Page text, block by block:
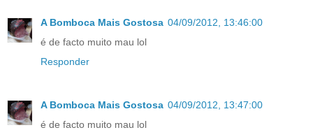
A Bomboca Mais Gostosa 04/09/2012, 13:46:00
é de facto muito mau lol
Responder
A Bomboca Mais Gostosa 04/09/2012, 13:47:00
é de facto muito mau lol